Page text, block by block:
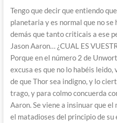
Tengo que decir que entiendo
planetaria y es normal que no se
demás que tanto criticais a ese
Jason Aaron… ¿CUAL ES
Porque en el número 2 de
excusa es que no lo habéis
de que Thor sea indigno, y lo
trago, y para colmo concuerda
Aaron. Se viene a insinuar que
el matadioses del principio de